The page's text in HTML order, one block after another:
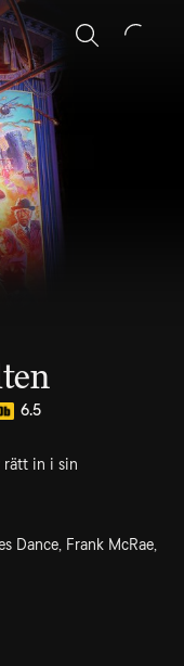
Sök
6.5
rätt in i sin
Dance, Frank McRae,